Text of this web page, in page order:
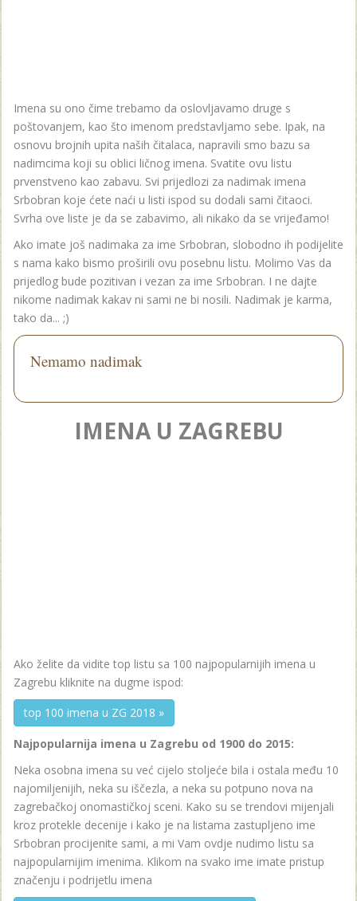
Imena su ono čime trebamo da oslovljavamo druge s
poštovanjem, kao što imenom predstavljamo sebe. Ipak, na
osnovu brojnih upita naših čitalaca, napravili smo bazu sa
nadimcima koji su oblici ličnog imena. Svatite ovu listu
prvenstveno kao zabavu. Svi prijedlozi za nadimak imena
Srbobran koje ćete naći u listi ispod su dodali sami čitaoci.
Svrha ove liste je da se zabavimo, ali nikako da se vrijeđamo!
Ako imate još nadimaka za ime Srbobran, slobodno ih podijelite
s nama kako bismo proširili ovu posebnu listu. Molimo Vas da
prijedlog bude pozitivan i vezan za ime Srbobran. I ne dajte
nikome nadimak kakav ni sami ne bi nosili. Nadimak je karma,
tako da... ;)
Nemamo nadimak
IMENA U ZAGREBU
Ako želite da vidite top listu sa 100 najpopularnijih imena u
Zagrebu kliknite na dugme ispod:
top 100 imena u ZG 2018 »
Najpopularnija imena u Zagrebu od 1900 do 2015:
Neka osobna imena su već cijelo stoljeće bila i ostala među 10
najomiljenijih, neka su iščezla, a neka su potpuno nova na
zagrebačkoj onomastičkoj sceni. Kako su se trendovi mijenjali
kroz protekle decenije i kako je na listama zastupljeno ime
Srbobran procijenite sami, a mi Vam ovdje nudimo listu sa
najpopularnijim imenima. Klikom na svako ime imate pristup
značenju i podrijetlu imena